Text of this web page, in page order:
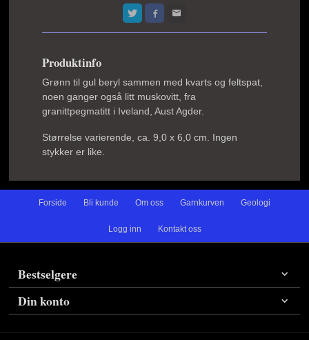
Produktinfo
Grønn til gul beryl sammen med kvarts og feltspat,
noen ganger også litt muskovitt, fra
granittpegmatitt i Iveland, Aust Agder.
Størrelse varierende, ca. 9,0 x 6,0 cm. Ingen
stykker er like.
Forside Bli kunde Om oss Garnkurven Geologi
Logg inn Kontakt oss
Bestselgere
Din konto